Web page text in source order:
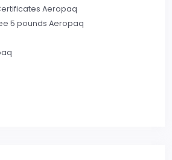
Aeropaq
5 pounds Aeropaq